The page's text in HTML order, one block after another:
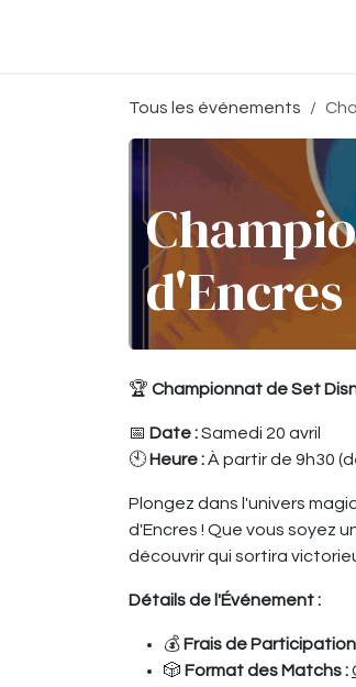
Tous les événements
d'Encres
🏆 Championnat de Set
📅 Date :Samedi 20 avril
🕙 Heure :À partir de 9h30
Plongez dans l'univers
d'Encres ! Que vous soyez
découvrir qui sortira
Détails de l'Événement :
💰 Frais de Participation
🎲 Format des Matchs :